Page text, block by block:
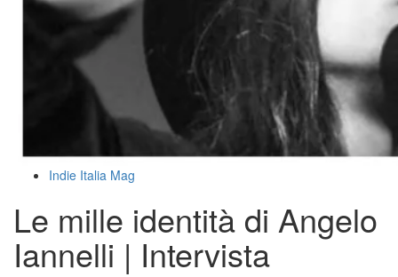
Indie Italia Mag
Le mille identità di Angelo
Iannelli | Intervista